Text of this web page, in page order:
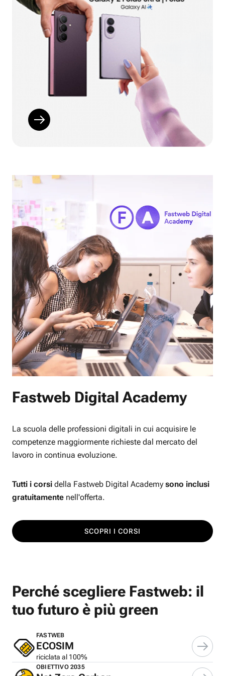
Fastweb Digital Academy
La scuola delle professioni digitali in cui acquisire le
competenze maggiormente richieste dal mercato del
lavoro in continua evoluzione.
Tutti i corsi della Fastweb Digital Academy sono inclusi
gratuitamente nell'offerta.
SCOPRI I CORSI
Perché scegliere Fastweb: il
tuo futuro è più green
FASTWEB
ECOSIM
riciclata al 100%
OBIETTIVO 2035